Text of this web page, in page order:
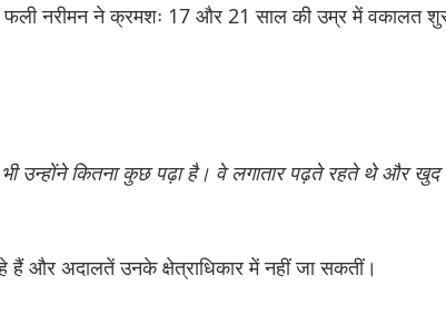
फली नरीमन ने क्रमशः 17 और 21 साल की उम्र में वकालत
उन्होंने कितना कुछ पढ़ा है। वे लगातार पढ़ते रहते थे और खुद
हैं और अदालतें उनके क्षेत्राधिकार में नहीं जा सकतीं।